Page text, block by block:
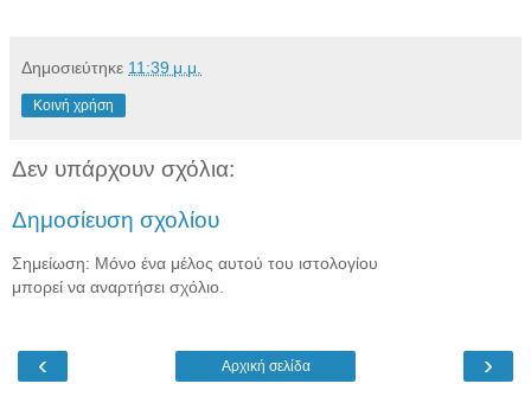
Δημοσιεύτηκε 11:39 μ.μ.
Κοινή χρήση
Δεν υπάρχουν σχόλια:
Δημοσίευση σχολίου
Σημείωση: Μόνο ένα μέλος αυτού του ιστολογίου
μπορεί να αναρτήσει σχόλιο.
‹ ›
Αρχική σελίδα